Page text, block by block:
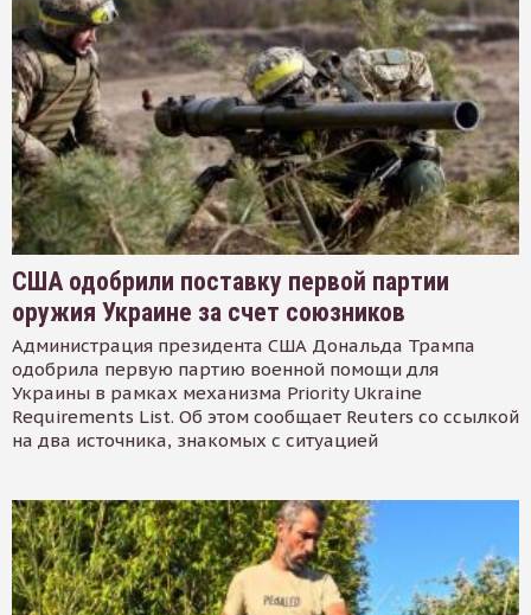
США одобрили поставку первой партии
оружия Украине за счет союзников
Администрация президента США Дональда Трампа
одобрила первую партию военной помощи для
Украины в рамках механизма Priority Ukraine
Requirements List. Об этом сообщает Reuters со ссылкой
на два источника, знакомых с ситуацией